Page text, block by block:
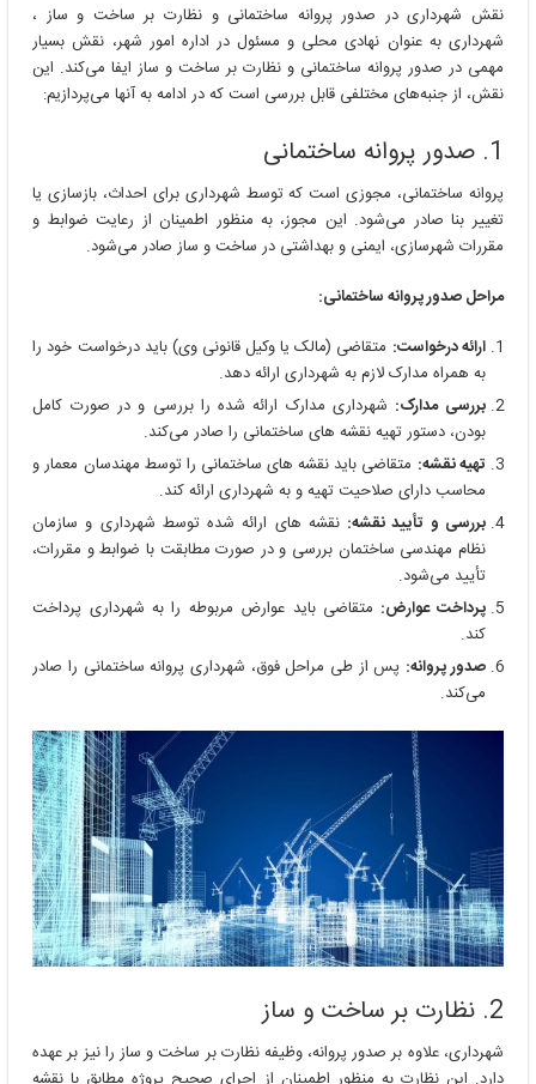
نقش شهرداری در صدور پروانه ساختمانی و نظارت بر ساخت و ساز ،
شهرداری به عنوان نهادی محلی و مسئول در اداره امور شهر، نقش بسیار
مهمی در صدور پروانه ساختمانی و نظارت بر ساخت و ساز ایفا می‌کند. این
نقش، از جنبه‌های مختلفی قابل بررسی است که در ادامه به آنها می‌پردازیم:
1. صدور پروانه ساختمانی
پروانه ساختمانی، مجوزی است که توسط شهرداری برای احداث، بازسازی یا
تغییر بنا صادر می‌شود. این مجوز، به منظور اطمینان از رعایت ضوابط و
مقررات شهرسازی، ایمنی و بهداشتی در ساخت و ساز صادر می‌شود.
مراحل صدور پروانه ساختمانی:
ارائه درخواست: متقاضی (مالک یا وکیل قانونی وی) باید درخواست خود را
به همراه مدارک لازم به شهرداری ارائه دهد.
بررسی مدارک: شهرداری مدارک ارائه شده را بررسی و در صورت کامل
بودن، دستور تهیه نقشه های ساختمانی را صادر می‌کند.
تهیه نقشه: متقاضی باید نقشه های ساختمانی را توسط مهندسان معمار و
محاسب دارای صلاحیت تهیه و به شهرداری ارائه کند.
بررسی و تأیید نقشه: نقشه های ارائه شده توسط شهرداری و سازمان
نظام مهندسی ساختمان بررسی و در صورت مطابقت با ضوابط و مقررات،
تأیید می‌شود.
پرداخت عوارض: متقاضی باید عوارض مربوطه را به شهرداری پرداخت
کند.
صدور پروانه: پس از طی مراحل فوق، شهرداری پروانه ساختمانی را صادر
می‌کند.
2. نظارت بر ساخت و ساز
شهرداری، علاوه بر صدور پروانه، وظیفه نظارت بر ساخت و ساز را نیز بر عهده